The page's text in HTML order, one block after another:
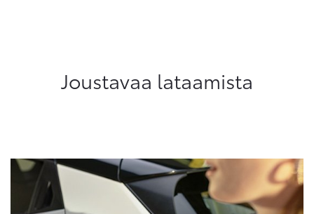
Joustavaa lataamista